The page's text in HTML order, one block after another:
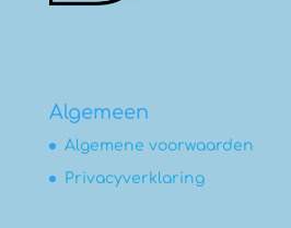
Algemeen
Algemene voorwaarden
Privacyverklaring